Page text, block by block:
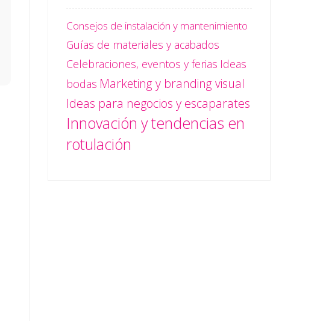
Consejos de instalación y mantenimiento
Guías de materiales y acabados
Celebraciones, eventos y ferias Ideas
bodas Marketing y branding visual
Ideas para negocios y escaparates
Innovación y tendencias en
rotulación